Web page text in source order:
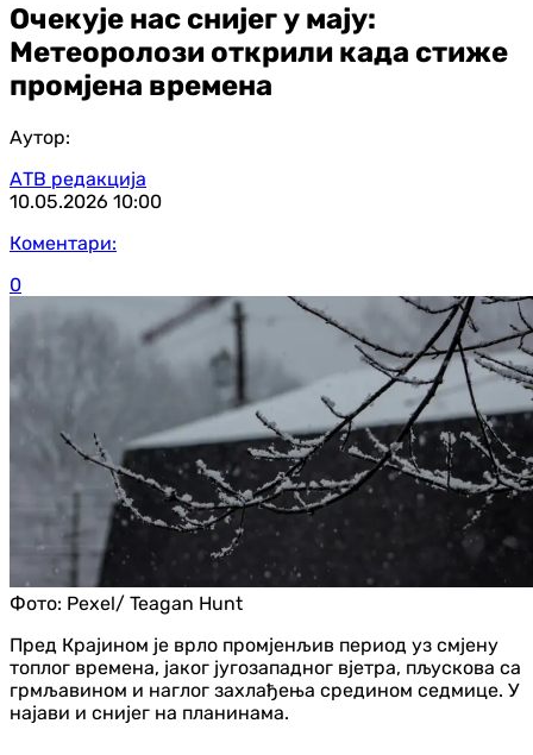
Очекује нас снијег у мају:
Метеоролози открили када стиже
промјена времена
Аутор:
АТВ редакција
10.05.2026 10:00
Коментари:
0
Фото: Pexel/ Teagan Hunt
Пред Крајином је врло промјенљив период уз смјену
топлог времена, јаког југозападног вјетра, пљускова са
грмљавином и наглог захлађења средином седмице. У
најави и снијег на планинама.